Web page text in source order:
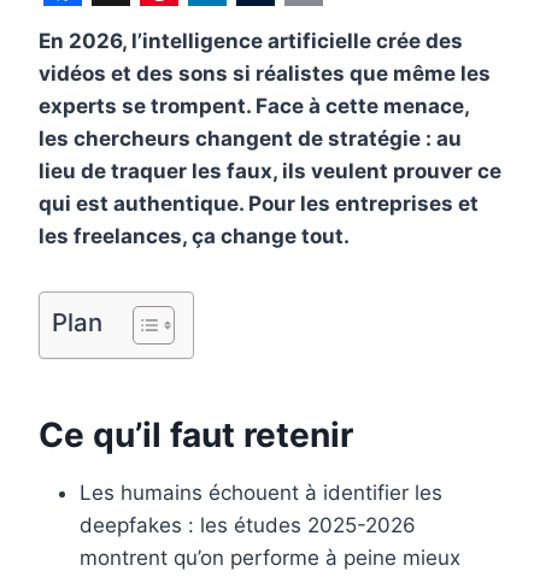
F
a
c
e
b
o
o
k
X P
i
n
t
e
r
e
s
t
L
i
n
k
e
d
I
n
T
u
m
b
l
r
E
m
a
i
l
En 2026, l’intelligence artificielle crée des
vidéos et des sons si réalistes que même les
experts se trompent. Face à cette menace,
les chercheurs changent de stratégie : au
lieu de traquer les faux, ils veulent prouver ce
qui est authentique. Pour les entreprises et
les freelances, ça change tout.
Plan
Ce qu’il faut retenir
Les humains échouent à identifier les
deepfakes : les études 2025-2026
montrent qu’on performe à peine mieux